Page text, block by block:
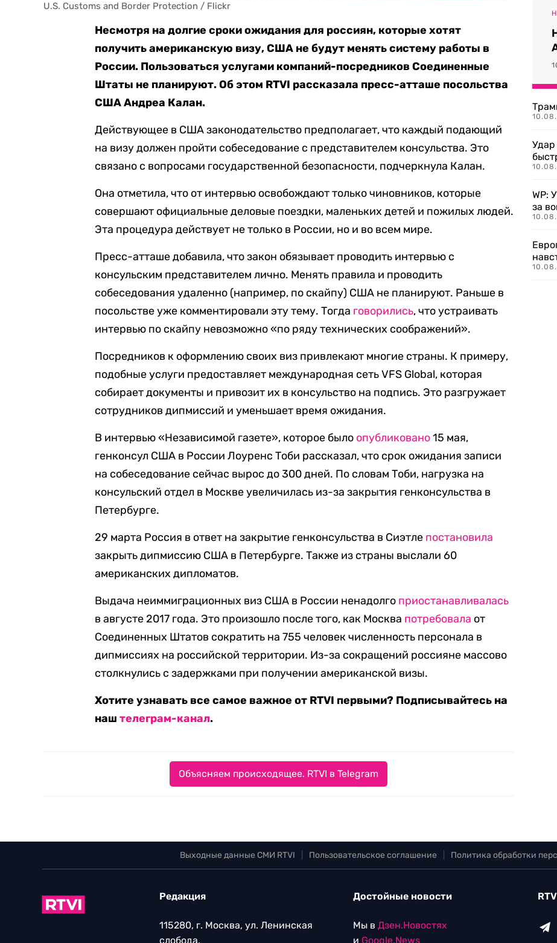
U.S. Customs and Border Protection / Flickr
Несмотря на долгие сроки ожидания для россиян, которые хотят
получить американскую визу, США не будут менять систему работы в
России. Пользоваться услугами компаний-посредников Соединенные
Штаты не планируют. Об этом RTVI рассказала пресс-атташе посольства
США Андреа Калан.
Действующее в США законодательство предполагает, что каждый подающий
на визу должен пройти собеседование с представителем консульства. Это
связано с вопросами государственной безопасности, подчеркнула Калан.
Она отметила, что от интервью освобождают только чиновников, которые
совершают официальные деловые поездки, маленьких детей и пожилых людей.
Эта процедура действует не только в России, но и во всем мире.
Пресс-атташе добавила, что закон обязывает проводить интервью с
консульским представителем лично. Менять правила и проводить
собеседования удаленно (например, по скайпу) США не планируют. Раньше в
посольстве уже комментировали эту тему. Тогда говорились, что устраивать
интервью по скайпу невозможно «по ряду технических соображений».
Посредников к оформлению своих виз привлекают многие страны. К примеру,
подобные услуги предоставляет международная сеть VFS Global, которая
собирает документы и привозит их в консульство на подпись. Это разгружает
сотрудников дипмиссий и уменьшает время ожидания.
В интервью «Независимой газете», которое было опубликовано15 мая,
генконсул США в России Лоуренс Тоби рассказал, что срок ожидания записи
на собеседование сейчас вырос до 300 дней. По словам Тоби, нагрузка на
консульский отдел в Москве увеличилась из-за закрытия генконсульства в
Петербурге.
29 марта Россия в ответ на закрытие генконсульства в Сиэтле постановила
закрыть дипмиссию США в Петербурге. Также из страны выслали 60
американских дипломатов.
Выдача неиммиграционных виз США в России ненадолго приостанавливалась
в августе 2017 года. Это произошло после того, как Москва потребовала от
Соединенных Штатов сократить на 755 человек численность персонала в
дипмиссиях на российской территории. Из-за сокращений россияне массово
столкнулись с задержками при получении американской визы.
Хотите узнавать все самое важное от RTVI первыми? Подписывайтесь на
наштелеграм-канал.
Объясняем происходящее. RTVI в Telegram
Удар
WP:
за
Выходные данные СМИ RTVI Пользовательское соглашение Политика обработки
Редакция
115280, г. Москва, ул. Ленинская
слобода,
Достойные новости
Мы в Дзен.Новостях
и Google.News